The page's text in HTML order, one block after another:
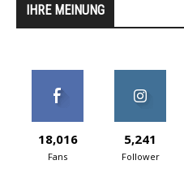
IHRE MEINUNG
18,016
Fans
5,241
Follower